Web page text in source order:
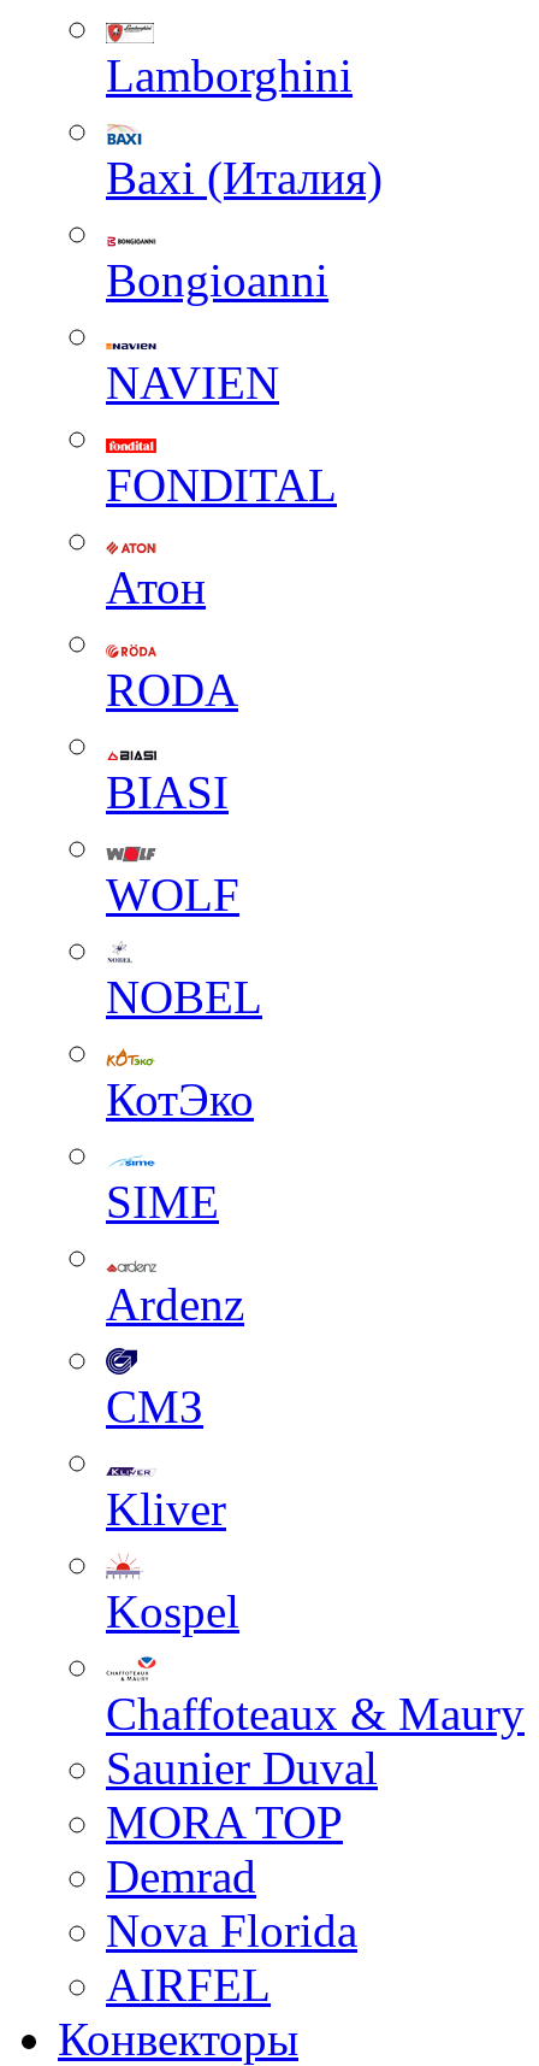
Lamborghini
Baxi (Италия)
Вongioanni
NAVIEN
FONDITAL
Атон
RODA
BIASI
WOLF
NOBEL
КотЭко
SIME
Ardenz
СМЗ
Kliver
Kospel
Chaffoteaux & Maury
Saunier Duval
MORA TOP
Demrad
Nova Florida
AIRFEL
Конвекторы